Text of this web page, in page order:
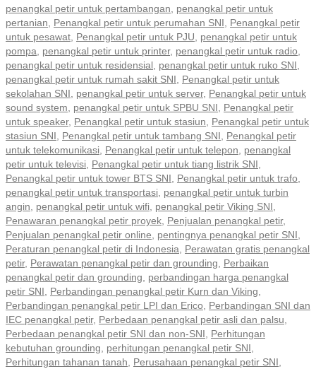
penangkal petir untuk pertambangan, penangkal petir untuk
pertanian, Penangkal petir untuk perumahan SNI, Penangkal petir
untuk pesawat, Penangkal petir untuk PJU, penangkal petir untuk
pompa, penangkal petir untuk printer, penangkal petir untuk radio,
penangkal petir untuk residensial, penangkal petir untuk ruko SNI,
penangkal petir untuk rumah sakit SNI, Penangkal petir untuk
sekolahan SNI, penangkal petir untuk server, Penangkal petir untuk
sound system, penangkal petir untuk SPBU SNI, Penangkal petir
untuk speaker, Penangkal petir untuk stasiun, Penangkal petir untuk
stasiun SNI, Penangkal petir untuk tambang SNI, Penangkal petir
untuk telekomunikasi, Penangkal petir untuk telepon, penangkal
petir untuk televisi, Penangkal petir untuk tiang listrik SNI,
Penangkal petir untuk tower BTS SNI, Penangkal petir untuk trafo,
penangkal petir untuk transportasi, penangkal petir untuk turbin
angin, penangkal petir untuk wifi, penangkal petir Viking SNI,
Penawaran penangkal petir proyek, Penjualan penangkal petir,
Penjualan penangkal petir online, pentingnya penangkal petir SNI,
Peraturan penangkal petir di Indonesia, Perawatan gratis penangkal
petir, Perawatan penangkal petir dan grounding, Perbaikan
penangkal petir dan grounding, perbandingan harga penangkal
petir SNI, Perbandingan penangkal petir Kurn dan Viking,
Perbandingan penangkal petir LPI dan Erico, Perbandingan SNI dan
IEC penangkal petir, Perbedaan penangkal petir asli dan palsu,
Perbedaan penangkal petir SNI dan non-SNI, Perhitungan
kebutuhan grounding, perhitungan penangkal petir SNI,
Perhitungan tahanan tanah, Perusahaan penangkal petir SNI,